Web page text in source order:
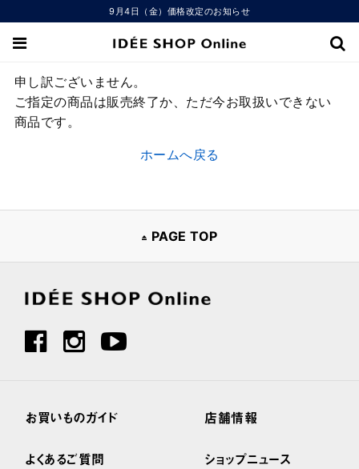
9月4日（金）価格改定のお知らせ
申し訳ございません。
ご指定の商品は販売終了か、ただ今お取扱いできない
商品です。
ホームへ戻る
PAGE TOP
お買いものガイド
よくあるご質問
店舗情報
ショップニュース